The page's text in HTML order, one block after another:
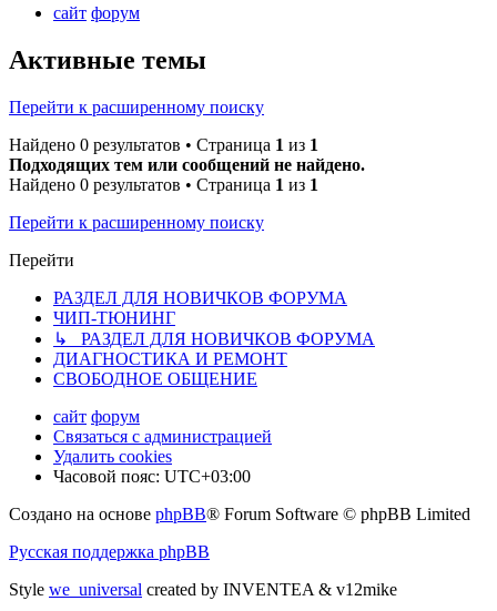
сайт форум
Активные темы
Перейти к расширенному поиску
Найдено 0 результатов • Страница 1 из 1
Подходящих тем или сообщений не найдено.
Найдено 0 результатов • Страница 1 из 1
Перейти к расширенному поиску
Перейти
РАЗДЕЛ ДЛЯ НОВИЧКОВ ФОРУМА
ЧИП-ТЮНИНГ
↳ РАЗДЕЛ ДЛЯ НОВИЧКОВ ФОРУМА
ДИАГНОСТИКА И РЕМОНТ
СВОБОДНОЕ ОБЩЕНИЕ
сайт форум
Связаться с администрацией
Удалить cookies
Часовой пояс: UTC+03:00
Создано на основе phpBB® Forum Software © phpBB Limited
Русская поддержка phpBB
Style we_universal created by INVENTEA & v12mike